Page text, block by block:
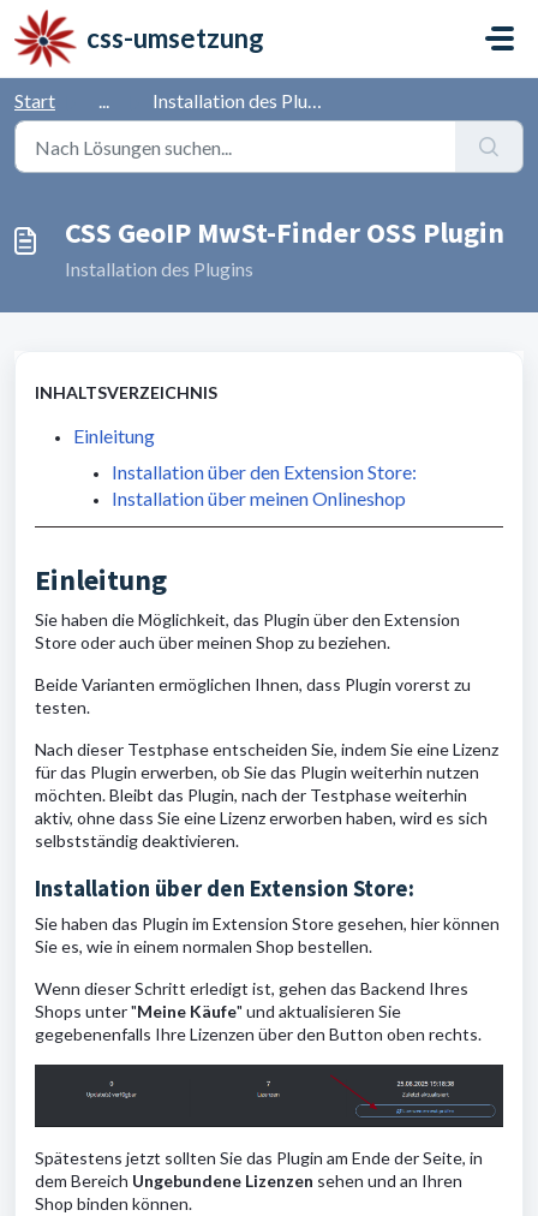
Zum hauptsächlichen Inhalt gehen
css-umsetzung
Start ... Installation des Plugins
CSS GeoIP MwSt-Finder OSS Plugin
Installation des Plugins
INHALTSVERZEICHNIS
Einleitung
Installation über den Extension Store:
Installation über meinen Onlineshop
Einleitung
Sie haben die Möglichkeit, das Plugin über den Extension
Store oder auch über meinen Shop zu beziehen.
Beide Varianten ermöglichen Ihnen, dass Plugin vorerst zu
testen.
Nach dieser Testphase entscheiden Sie, indem Sie eine Lizenz
für das Plugin erwerben, ob Sie das Plugin weiterhin nutzen
möchten. Bleibt das Plugin, nach der Testphase weiterhin
aktiv, ohne dass Sie eine Lizenz erworben haben, wird es sich
selbstständig deaktivieren.
Installation über den Extension Store:
Sie haben das Plugin im Extension Store gesehen, hier können
Sie es, wie in einem normalen Shop bestellen.
Wenn dieser Schritt erledigt ist, gehen das Backend Ihres
Shops unter "Meine Käufe" und aktualisieren Sie
gegebenenfalls Ihre Lizenzen über den Button oben rechts.
Spätestens jetzt sollten Sie das Plugin am Ende der Seite, in
dem Bereich Ungebundene Lizenzen sehen und an Ihren
Shop binden können.